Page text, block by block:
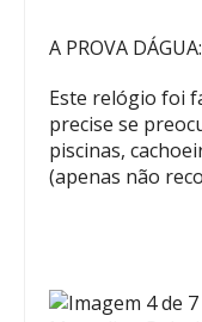
A PROVA DÁGUA:
Este relógio foi
precise se
piscinas,
(apenas não